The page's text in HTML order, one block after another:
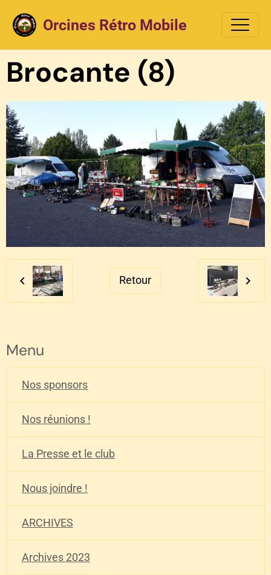
Orcines Rétro Mobile
Brocante (8)
Retour
Menu
Nos sponsors
Nos réunions !
La Presse et le club
Nous joindre !
ARCHIVES
Archives 2023